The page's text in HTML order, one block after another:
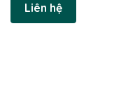
Liên hệ